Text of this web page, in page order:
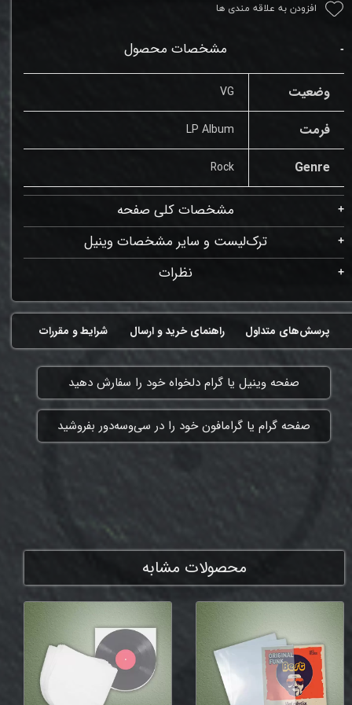
افزودن به علاقه مندی ها
مشخصات محصول
وضعیت VG
فرمت LP Album
Genre
Rock
مشخصات کلی صفحه
ترک‌لیست و سایر مشخصات وینیل
نظرات
شرایط و مقررات راهنمای خرید و ارسال پرسش‌های متداول
​صفحه وینیل یا گرام دلخواه خود را سفارش دهید
​صفحه گرام یا گرامافون خود را در سی‌وسه‌دور بفروشید
محصولات مشابه